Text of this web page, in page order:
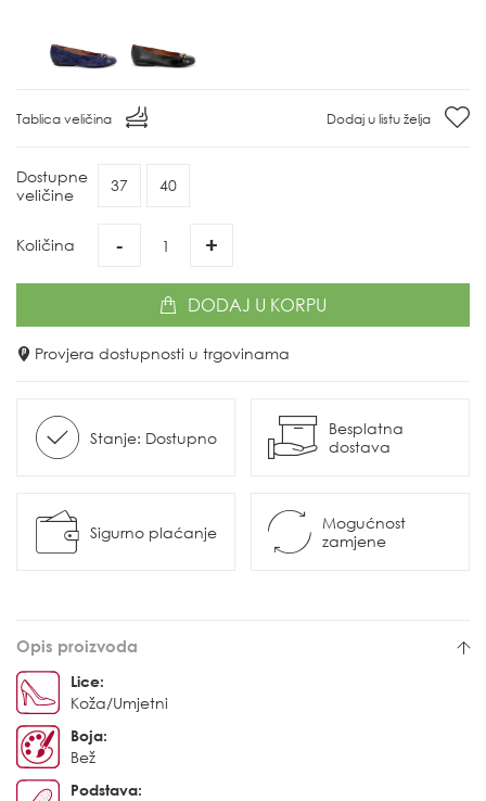
Tablica veličina Dodaj u listu želja
Dostupne
veličine
37 40
Količina - +
DODAJ U KORPU
Provjera dostupnosti u trgovinama
Stanje: Dostupno
Besplatna
dostava
Sigurno plaćanje
Mogućnost
zamjene
Opis proizvoda
Lice:
Koža/Umjetni
Boja:
Bež
Podstava: